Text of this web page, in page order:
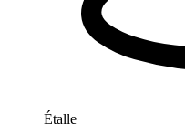
Étalle